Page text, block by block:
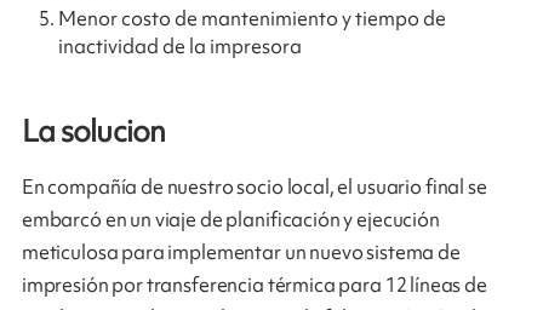
Menor costo de mantenimiento y tiempo de
inactividad de la impresora
La solucion
En compañía de nuestro socio local, el usuario final se
embarcó en un viaje de planificación y ejecución
meticulosa para implementar un nuevo sistema de
impresión por transferencia térmica para 12 líneas de